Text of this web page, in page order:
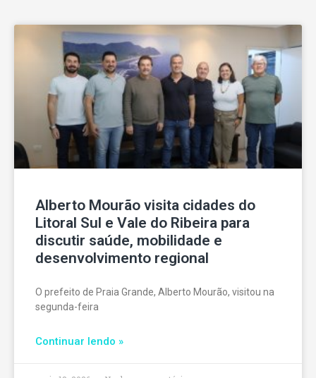
Alberto Mourão visita cidades do
Litoral Sul e Vale do Ribeira para
discutir saúde, mobilidade e
desenvolvimento regional
O prefeito de Praia Grande, Alberto Mourão, visitou na
segunda-feira
Continuar lendo »